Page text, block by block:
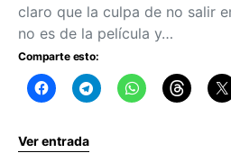
claro que la culpa de no salir
no es de la película y…
Comparte esto:
Ver entrada